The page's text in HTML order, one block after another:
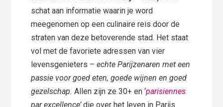
schat aan informatie waarin je word
meegenomen op een culinaire reis door de
straten van deze betoverende stad. Het staat
vol met de favoriete adressen van vier
levensgenieters –echte Parijzenaren met een
passie voor goed eten, goede wijnen en goed
gezelschap. Allen zijn ze 30+ en ‘parisiennes
par excellence’die over het leven in Parijs